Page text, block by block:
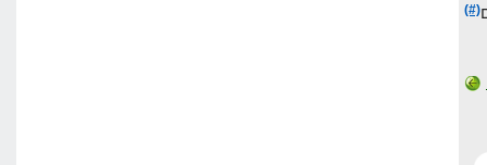
(#)